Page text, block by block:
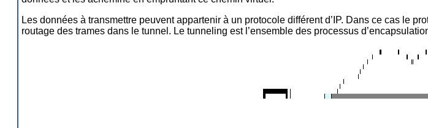
Les données à transmettre peuvent appartenir à un protocole différent d’IP. Dans ce cas le
routage des trames dans le tunnel. Le tunneling est l’ensemble des processus